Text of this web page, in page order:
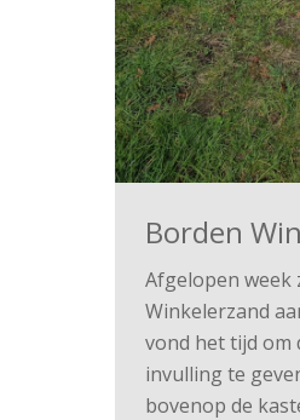
Borden
Afgelopen week
Winkelerzand
vond het tijd om
invulling te
bovenop de